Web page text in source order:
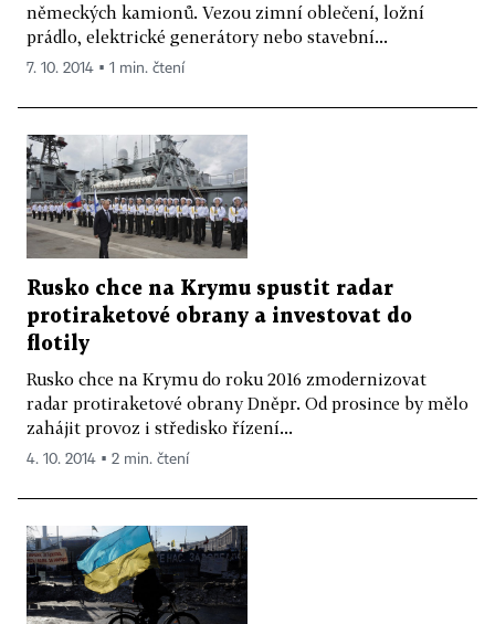
německých kamionů. Vezou zimní oblečení, ložní
prádlo, elektrické generátory nebo stavební...
7. 10. 2014 ▪ 1 min. čtení
Rusko chce na Krymu spustit radar
protiraketové obrany a investovat do
flotily
Rusko chce na Krymu do roku 2016 zmodernizovat
radar protiraketové obrany Dněpr. Od prosince by mělo
zahájit provoz i středisko řízení...
4. 10. 2014 ▪ 2 min. čtení